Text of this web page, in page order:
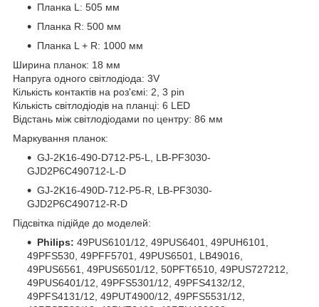
Планка L: 505 мм
Планка R: 500 мм
Планка L + R: 1000 мм
Ширина планок: 18 мм
Напруга одного світлодіода: 3V
Кількість контактів на роз'ємі: 2, 3 pin
Кількість світлодіодів на планці: 6 LED
Відстань між світлодіодами по центру: 86 мм
Маркування планок:
GJ-2K16-490-D712-P5-L, LB-PF3030-
GJD2P6C490712-L-D
GJ-2K16-490D-712-P5-R, LB-PF3030-
GJD2P6C490712-R-D
Підсвітка підійде до моделей:
Philips: 49PUS6101/12, 49PUS6401, 49PUH6101,
49PFS530, 49PFF5701, 49PUS6501, LB49016,
49PUS6561, 49PUS6501/12, 50PFT6510, 49PUS727212,
49PUS6401/12, 49PFS5301/12, 49PFS4132/12,
49PFS4131/12, 49PUT4900/12, 49PFS5531/12,